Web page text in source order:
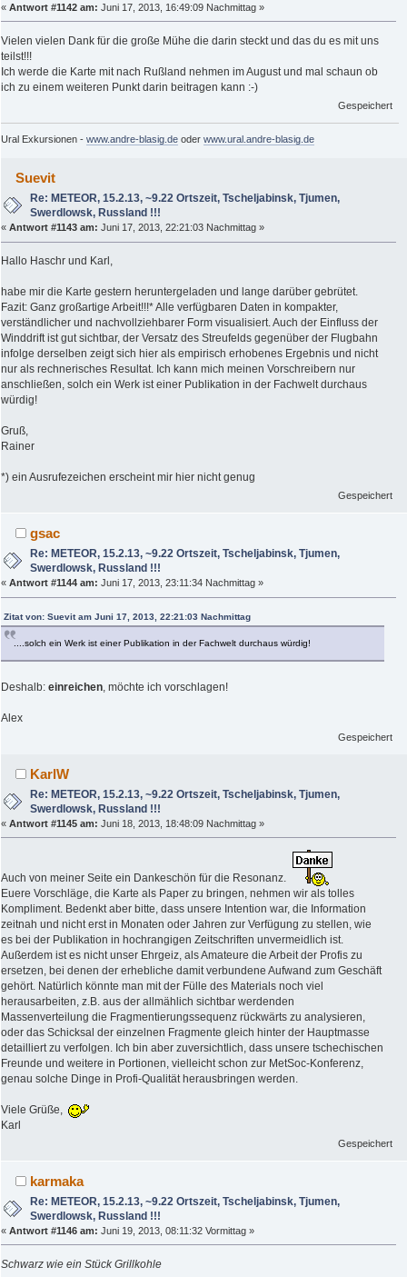
« Antwort #1142 am: Juni 17, 2013, 16:49:09 Nachmittag »
Vielen vielen Dank für die große Mühe die darin steckt und das du es mit uns
teilst!!!
Ich werde die Karte mit nach Rußland nehmen im August und mal schaun ob
ich zu einem weiteren Punkt darin beitragen kann :-)
Gespeichert
Ural Exkursionen - www.andre-blasig.de oder www.ural.andre-blasig.de
Suevit
Re: METEOR, 15.2.13, ~9.22 Ortszeit, Tscheljabinsk, Tjumen,
Swerdlowsk, Russland !!!
« Antwort #1143 am: Juni 17, 2013, 22:21:03 Nachmittag »
Hallo Haschr und Karl,
habe mir die Karte gestern heruntergeladen und lange darüber gebrütet.
Fazit: Ganz großartige Arbeit!!!* Alle verfügbaren Daten in kompakter,
verständlicher und nachvollziehbarer Form visualisiert. Auch der Einfluss der
Winddrift ist gut sichtbar, der Versatz des Streufelds gegenüber der Flugbahn
infolge derselben zeigt sich hier als empirisch erhobenes Ergebnis und nicht
nur als rechnerisches Resultat. Ich kann mich meinen Vorschreibern nur
anschließen, solch ein Werk ist einer Publikation in der Fachwelt durchaus
würdig!
Gruß,
Rainer
*) ein Ausrufezeichen erscheint mir hier nicht genug
Gespeichert
gsac
Re: METEOR, 15.2.13, ~9.22 Ortszeit, Tscheljabinsk, Tjumen,
Swerdlowsk, Russland !!!
« Antwort #1144 am: Juni 17, 2013, 23:11:34 Nachmittag »
Zitat von: Suevit am Juni 17, 2013, 22:21:03 Nachmittag
....solch ein Werk ist einer Publikation in der Fachwelt durchaus würdig!
Deshalb: einreichen, möchte ich vorschlagen!
Alex
Gespeichert
KarlW
Re: METEOR, 15.2.13, ~9.22 Ortszeit, Tscheljabinsk, Tjumen,
Swerdlowsk, Russland !!!
« Antwort #1145 am: Juni 18, 2013, 18:48:09 Nachmittag »
Auch von meiner Seite ein Dankeschön für die Resonanz.
Euere Vorschläge, die Karte als Paper zu bringen, nehmen wir als tolles
Kompliment. Bedenkt aber bitte, dass unsere Intention war, die Information
zeitnah und nicht erst in Monaten oder Jahren zur Verfügung zu stellen, wie
es bei der Publikation in hochrangigen Zeitschriften unvermeidlich ist.
Außerdem ist es nicht unser Ehrgeiz, als Amateure die Arbeit der Profis zu
ersetzen, bei denen der erhebliche damit verbundene Aufwand zum Geschäft
gehört. Natürlich könnte man mit der Fülle des Materials noch viel
herausarbeiten, z.B. aus der allmählich sichtbar werdenden
Massenverteilung die Fragmentierungssequenz rückwärts zu analysieren,
oder das Schicksal der einzelnen Fragmente gleich hinter der Hauptmasse
detailliert zu verfolgen. Ich bin aber zuversichtlich, dass unsere tschechischen
Freunde und weitere in Portionen, vielleicht schon zur MetSoc-Konferenz,
genau solche Dinge in Profi-Qualität herausbringen werden.
Viele Grüße,
Karl
Gespeichert
karmaka
Re: METEOR, 15.2.13, ~9.22 Ortszeit, Tscheljabinsk, Tjumen,
Swerdlowsk, Russland !!!
« Antwort #1146 am: Juni 19, 2013, 08:11:32 Vormittag »
Schwarz wie ein Stück Grillkohle